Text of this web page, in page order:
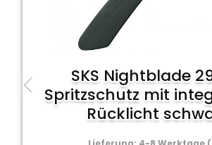
SKS Nightblade
Spritzschutz mit
Rücklicht